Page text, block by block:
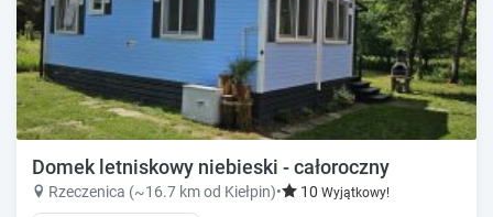
Domek letniskowy niebieski - całoroczny
Rzeczenica (~16.7 km od Kiełpin)• 10 Wyjątkowy!